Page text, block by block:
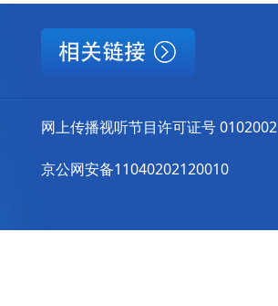
网上传播视听节目许可证号 0102002
京公网安备11040202120010